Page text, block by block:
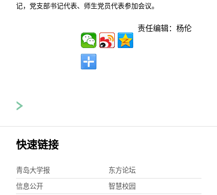
记，党支部书记代表、师生党员代表参加会议。
责任编辑：杨伦
快速链接
青岛大学报 东方论坛
信息公开 智慧校园